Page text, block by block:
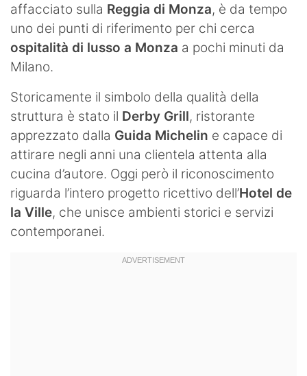
affacciato sulla Reggia di Monza, è da tempo
uno dei punti di riferimento per chi cerca
ospitalità di lusso a Monza a pochi minuti da
Milano.
Storicamente il simbolo della qualità della
struttura è stato il Derby Grill, ristorante
apprezzato dalla Guida Michelin e capace di
attirare negli anni una clientela attenta alla
cucina d’autore. Oggi però il riconoscimento
riguarda l’intero progetto ricettivo dell’Hotel de
la Ville, che unisce ambienti storici e servizi
contemporanei.